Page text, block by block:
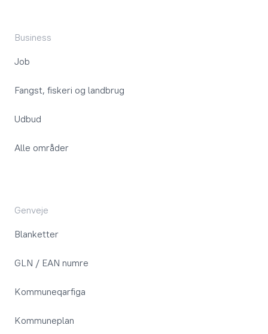
Business
Job
Fangst, fiskeri og landbrug
Udbud
Alle områder
Genveje
Blanketter
GLN / EAN numre
Kommuneqarfiga
Kommuneplan